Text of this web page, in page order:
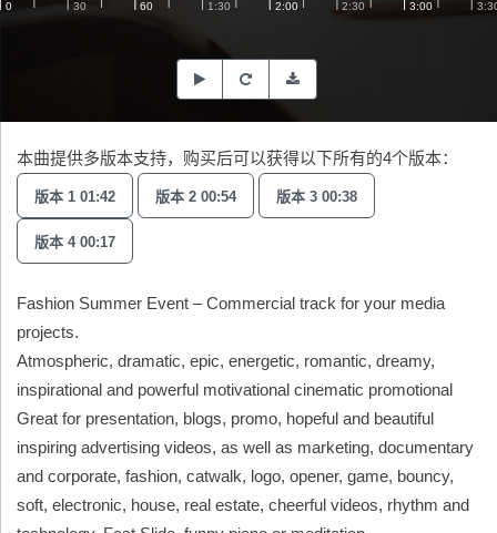
本曲提供多版本支持，购买后可以获得以下所有的4个版本：
版本 1 01:42 版本 2 00:54 版本 3 00:38
版本 4 00:17
Fashion Summer Event – Commercial track for your media
projects.
Atmospheric, dramatic, epic, energetic, romantic, dreamy,
inspirational and powerful motivational cinematic promotional
Great for presentation, blogs, promo, hopeful and beautiful
inspiring advertising videos, as well as marketing, documentary
and corporate, fashion, catwalk, logo, opener, game, bouncy,
soft, electronic, house, real estate, cheerful videos, rhythm and